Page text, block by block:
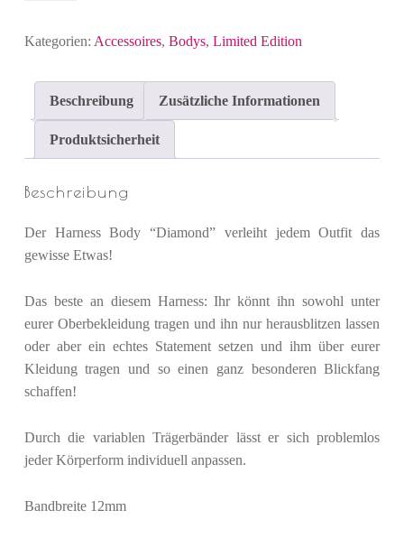
Kategorien: Accessoires, Bodys, Limited Edition
Beschreibung Zusätzliche Informationen
Produktsicherheit
Beschreibung
Der Harness Body “Diamond” verleiht jedem Outfit das
gewisse Etwas!
Das beste an diesem Harness: Ihr könnt ihn sowohl unter
eurer Oberbekleidung tragen und ihn nur herausblitzen lassen
oder aber ein echtes Statement setzen und ihm über eurer
Kleidung tragen und so einen ganz besonderen Blickfang
schaffen!
Durch die variablen Trägerbänder lässt er sich problemlos
jeder Körperform individuell anpassen.
Bandbreite 12mm